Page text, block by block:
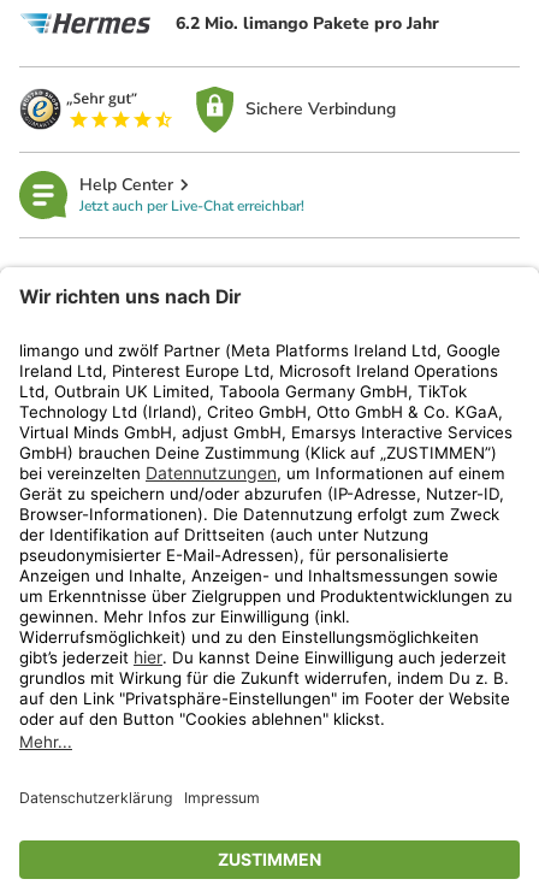
6.2 Mio. limango Pakete pro Jahr
Sichere Verbindung
Help Center
Jetzt auch per Live-Chat erreichbar!
Kundenservice
Shop
Aktionen
Travel